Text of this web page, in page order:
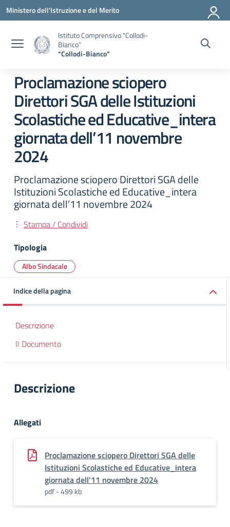
Vai ai contenuti
Vai al menu di navigazione
Vai al footer
Ministero dell'Istruzione e del Merito
Istituto Comprensivo "Collodi-
Bianco"
"Collodi-Bianco"
Proclamazione sciopero
Direttori SGA delle Istituzioni
Scolastiche ed Educative_intera
giornata dell’11 novembre
2024
Proclamazione sciopero Direttori SGA delle
Istituzioni Scolastiche ed Educative_intera
giornata dell’11 novembre 2024
Stampa / Condividi
Tipologia
Albo Sindacale
Indice della pagina
Descrizione
Il Documento
Descrizione
Allegati
Proclamazione sciopero Direttori SGA delle
Istituzioni Scolastiche ed Educative_intera
giornata dell’11 novembre 2024
pdf - 499 kb